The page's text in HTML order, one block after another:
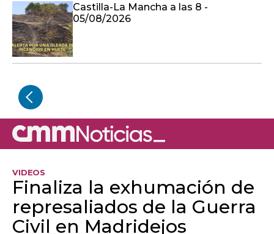
Castilla-La Mancha a las 8 -
05/08/2026
VIDEOS
Finaliza la exhumación de
represaliados de la Guerra
Civil en Madridejos